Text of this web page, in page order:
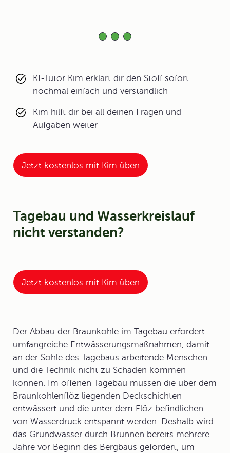
KI-Tutor Kim erklärt dir den Stoff sofort
nochmal einfach und verständlich
Kim hilft dir bei all deinen Fragen und
Aufgaben weiter
Jetzt kostenlos mit Kim üben
Tagebau und Wasserkreislauf
nicht verstanden?
Jetzt kostenlos mit Kim üben
Der Abbau der Braunkohle im Tagebau erfordert
umfangreiche Entwässerungsmaßnahmen, damit
an der Sohle des Tagebaus arbeitende Menschen
und die Technik nicht zu Schaden kommen
können. Im offenen Tagebau müssen die über dem
Braunkohlenflöz liegenden Deckschichten
entwässert und die unter dem Flöz befindlichen
von Wasserdruck entspannt werden. Deshalb wird
das Grundwasser durch Brunnen bereits mehrere
Jahre vor Beginn des Bergbaus gefördert, um